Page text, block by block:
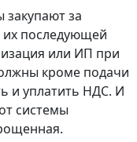
за
последующей
или ИП при
кроме подачи
и уплатить НДС. И
системы